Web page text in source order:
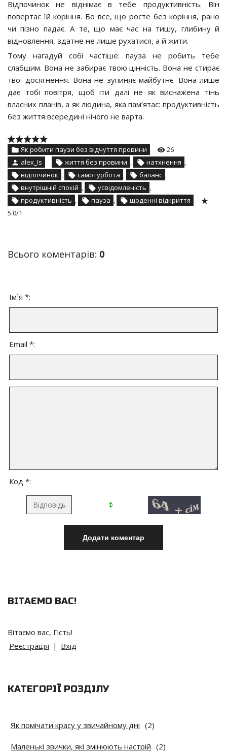
Відпочинок не віднімає в тебе продуктивність. Він
повертає їй коріння. Бо все, що росте без коріння, рано
чи пізно падає. А те, що має час на тишу, глибину й
відновлення, здатне не лише рухатися, а й жити.
Тому нагадуй собі частіше: пауза не робить тебе
слабшим. Вона не забирає твою цінність. Вона не стирає
твої досягнення. Вона не зупиняє майбутнє. Вона лише
дає тобі повітря, щоб іти далі не як виснажена тінь
власних планів, а як людина, яка пам’ятає: продуктивність
без життя всередині нічого не варта.
Як робити паузи без відчуття провини
26
alex_Is
життя без провини , натхнення ,
відпочинок , самотурбота , баланс ,
внутрішній спокій , усвідомленість ,
продуктивність , пауза ,
щоденні відкриття
5.0/1
Всього коментарів: 0
Ім`я *:
Email *:
Код *:
ВІТАЄМО ВАС!
Вітаємо вас, Гість!
Реєстрація | Вхід
КАТЕГОРІЇ РОЗДІЛУ
Як помічати красу у звичайному дні (2)
Маленькі звички, які змінюють настрій (2)